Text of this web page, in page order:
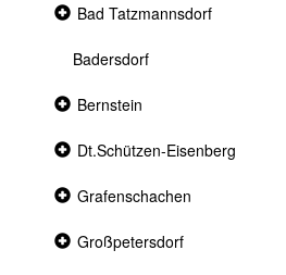
Collapsed
Bad Tatzmannsdorf
Badersdorf
Collapsed
Bernstein
Collapsed
Dt.Schützen-Eisenberg
Collapsed
Grafenschachen
Collapsed
section
Großpetersdorf